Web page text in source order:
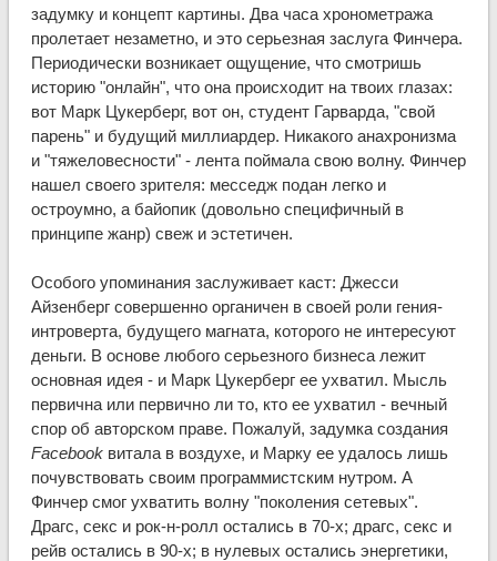
задумку и концепт картины. Два часа хронометража
пролетает незаметно, и это серьезная заслуга Финчера.
Периодически возникает ощущение, что смотришь
историю "онлайн", что она происходит на твоих глазах:
вот Марк Цукерберг, вот он, студент Гарварда, "свой
парень" и будущий миллиардер. Никакого анахронизма
и "тяжеловесности" - лента поймала свою волну. Финчер
нашел своего зрителя: месседж подан легко и
остроумно, а байопик (довольно специфичный в
принципе жанр) свеж и эстетичен.
Особого упоминания заслуживает каст: Джесси
Айзенберг совершенно органичен в своей роли гения-
интроверта, будущего магната, которого не интересуют
деньги. В основе любого серьезного бизнеса лежит
основная идея - и Марк Цукерберг ее ухватил. Мысль
первична или первично ли то, кто ее ухватил - вечный
спор об авторском праве. Пожалуй, задумка создания
Facebook витала в воздухе, и Марку ее удалось лишь
почувствовать своим программистским нутром. А
Финчер смог ухватить волну "поколения сетевых".
Драгс, секс и рок-н-ролл остались в 70-х; драгс, секс и
рейв остались в 90-х; в нулевых остались энергетики,